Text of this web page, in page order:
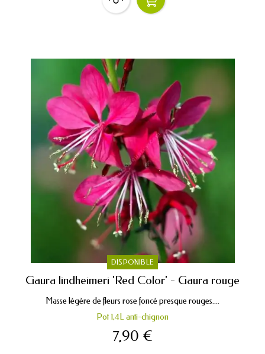
DISPONIBLE
Gaura lindheimeri 'Red Color' - Gaura rouge
Masse légère de fleurs rose foncé presque rouges....
Pot 1,4L anti-chignon
7,90 €